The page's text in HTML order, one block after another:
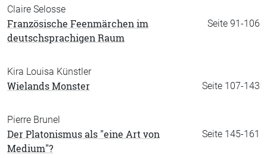
Claire Selosse
Seite 91-106
Französische Feenmärchen im
deutschsprachigen Raum
Kira Louisa Künstler
Seite 107-143
Wielands Monster
Pierre Brunel
Seite 145-161
Der Platonismus als "eine Art von
Medium"?